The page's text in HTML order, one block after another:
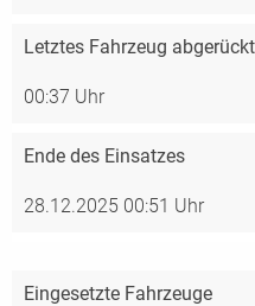
Letztes Fahrzeug abgerückt
00:37 Uhr
Ende des Einsatzes
28.12.2025 00:51 Uhr
Eingesetzte Fahrzeuge